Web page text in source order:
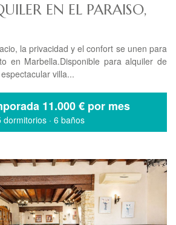
EN EL PARAISO,
la privacidad y el confort se unen para
en Marbella.Disponible para alquiler de
villa...
11.000 € por mes
dormitorios · 6 baños